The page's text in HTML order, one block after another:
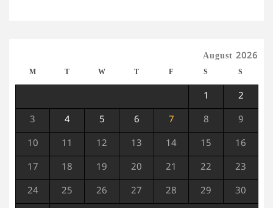
August 2026
M T W T F S S
1 2
3 4 5 6 7 8 9
10 11 12 13 14 15 16
17 18 19 20 21 22 23
24 25 26 27 28 29 30